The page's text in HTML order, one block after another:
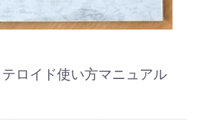
ロイド使い方マニュアル